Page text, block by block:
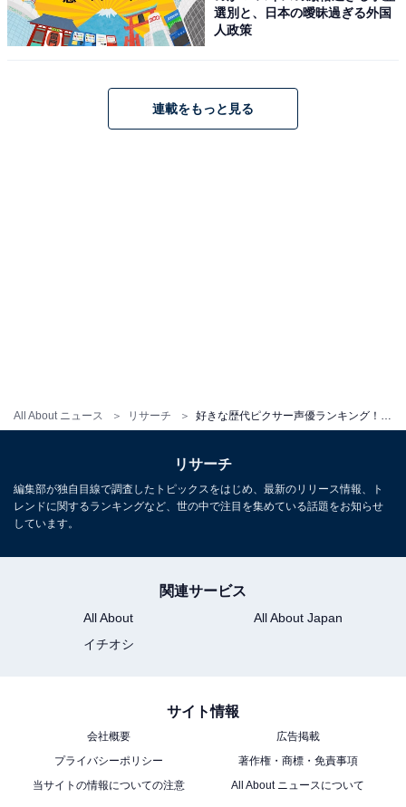
All About ニュース リサーチ
ンキング！ ドリー役「室井滋」を抑えた1位
選別と、日本の曖昧過ぎる外国
人政策
連載をもっと見る
リサーチ
編集部が独自目線で調査したトピックスをはじめ、最新のリリース情報、ト
レンドに関するランキングなど、世の中で注目を集めている話題をお知らせ
しています。
関連サービス
All About
All About Japan
イチオシ
サイト情報
会社概要
広告掲載
プライバシーポリシー
著作権・商標・免責事項
当サイトの情報についての注意
All About ニュースについて